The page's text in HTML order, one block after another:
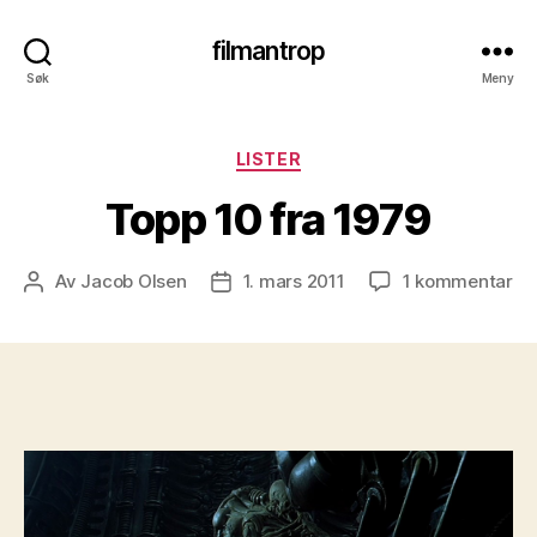
Søk
filmantrop
Meny
Kategorier
LISTER
Topp 10 fra 1979
Innleggsforfatter
Av Jacob Olsen Publiseringsdato
1. mars 2011 1 kommentartil